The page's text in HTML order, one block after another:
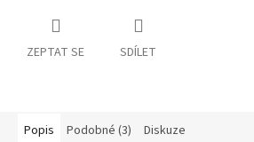
ZEPTAT SE SDÍLET
Popis Podobné (3) Diskuze